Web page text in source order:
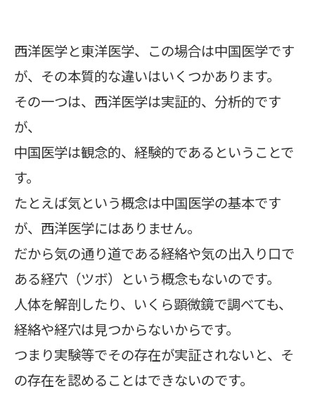
西洋医学と東洋医学、この場合は中国医学です
が、その本質的な違いはいくつかあります。
その一つは、西洋医学は実証的、分析的です
が、
中国医学は観念的、経験的であるということで
す。
たとえば気という概念は中国医学の基本です
が、西洋医学にはありません。
だから気の通り道である経絡や気の出入り口で
ある経穴（ツボ）という概念もないのです。
人体を解剖したり、いくら顕微鏡で調べても、
経絡や経穴は見つからないからです。
つまり実験等でその存在が実証されないと、そ
の存在を認めることはできないのです。